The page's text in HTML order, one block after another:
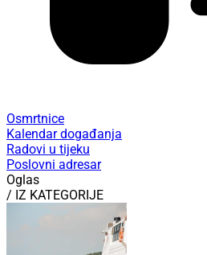
Osmrtnice
Kalendar događanja
Radovi u tijeku
Poslovni adresar
Oglas
/ IZ KATEGORIJE